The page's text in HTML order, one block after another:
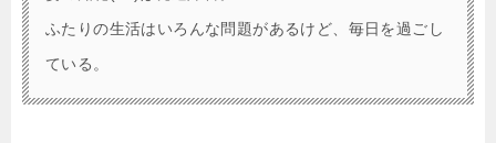
ふたりの生活はいろんな問題があるけど、毎日を過ごし
ている。